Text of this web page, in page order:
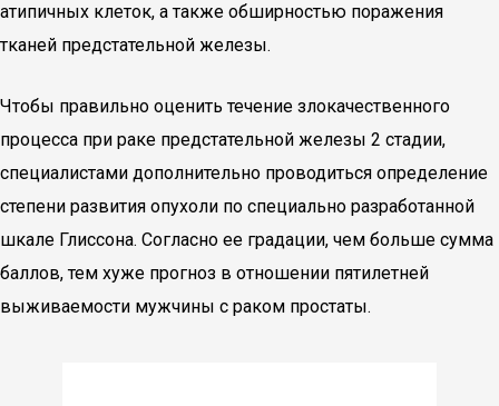
атипичных клеток, а также обширностью поражения
тканей предстательной железы.
Чтобы правильно оценить течение злокачественного
процесса при раке предстательной железы 2 стадии,
специалистами дополнительно проводиться определение
степени развития опухоли по специально разработанной
шкале Глиссона. Согласно ее градации, чем больше сумма
баллов, тем хуже прогноз в отношении пятилетней
выживаемости мужчины с раком простаты.